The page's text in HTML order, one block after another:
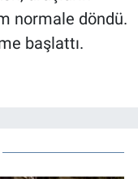
normale döndü.
başlattı.